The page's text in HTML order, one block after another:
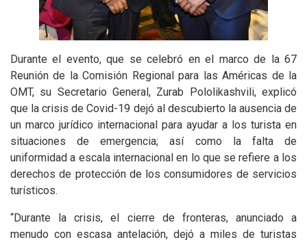
Durante el evento, que se celebró en el marco de la 67
Reunión de la Comisión Regional para las Américas de la
OMT, su Secretario General, Zurab Pololikashvili, explicó
que la crisis de Covid-19 dejó al descubierto la ausencia de
un marco jurídico internacional para ayudar a los turista en
situaciones de emergencia; así como la falta de
uniformidad a escala internacional en lo que se refiere a los
derechos de protección de los consumidores de servicios
turísticos.
“Durante la crisis, el cierre de fronteras, anunciado a
menudo con escasa antelación, dejó a miles de turistas